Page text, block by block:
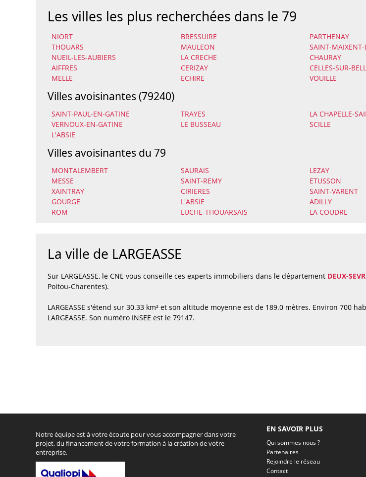
Les villes les plus recherchées dans le 79
NIORT BRESSUIRE
PARTHENAY
THOUARS
MAULEON
SAINT-MAIXENT-
NUEIL-LES-AUBIERS
LA CRECHE
CHAURAY
AIFFRES
CERIZAY
CELLES-SUR-
MELLE
ECHIRE VOUILLE
Villes avoisinantes (79240)
SAINT-PAUL-EN-GATINE TRAYES
LA CHAPELLE-
VERNOUX-EN-GATINE
LE BUSSEAU
SCILLE
L'ABSIE
Villes avoisinantes du 79
MONTALEMBERT SAURAIS
LEZAY
MESSE
SAINT-REMY
ETUSSON
XAINTRAY
CIRIERES
SAINT-VARENT
GOURGE
L'ABSIE
ADILLY
ROM
LUCHE-THOUARSAIS LA COUDRE
La ville de LARGEASSE
Sur LARGEASSE, le CNE vous conseille ces experts immobiliers dans le département DEUX-
Poitou-Charentes).
LARGEASSE s'étend sur 30.33 km² et son altitude moyenne est de 189.0 mètres. Environ 700
LARGEASSE. Son numéro INSEE est le 79147.
Notre équipe est à votre écoute pour vous accompagner dans votre
projet, du financement de votre formation à la création de votre
entreprise.
EN SAVOIR PLUS
Qui sommes nous ?
Partenaires
Rejoindre le réseau
Contact